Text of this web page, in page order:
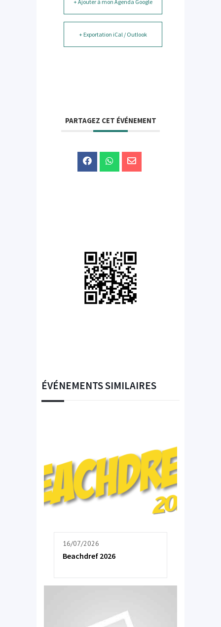
+ Ajouter à mon Agenda Google
+ Exportation iCal / Outlook
PARTAGEZ CET ÉVÉNEMENT
ÉVÉNEMENTS SIMILAIRES
16/07/2026
Beachdref 2026